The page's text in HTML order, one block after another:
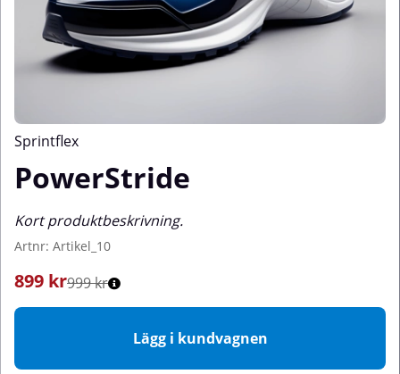
Sprintflex
PowerStride
Kort produktbeskrivning.
Artnr: Artikel_10
899 kr999 kr
Lägg i kundvagnen